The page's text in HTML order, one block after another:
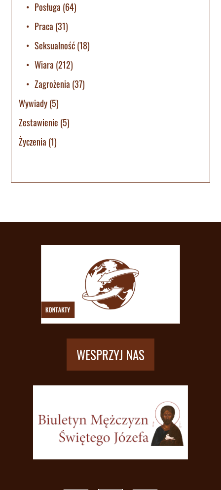
Posługa (64)
Praca (31)
Seksualność(18)
Wiara (212)
Zagrożenia (37)
Wywiady(5)
Zestawienie (5)
Życzenia (1)
WESPRZYJ NAS